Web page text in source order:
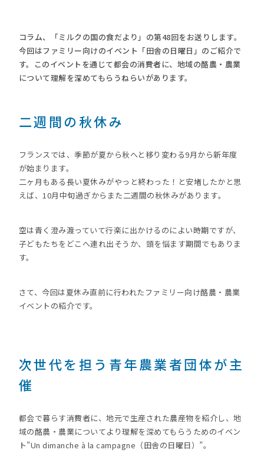
コラム、「ミルクの国の食だより」の第48回をお送りします。
今回はファミリー向けのイベント「田舎の日曜日」のご紹介で
す。このイベントを通じて都会の消費者に、地域の酪農・農業
について理解を深めてもらうねらいがあります。
二週間の秋休み
フランスでは、季節が夏から秋へと移り変わる9月から新年度
が始まります。
二ヶ月もある長い夏休みがやっと終わった！と安堵したかと思
えば、10月中旬過ぎからまた二週間の秋休みがあります。
空は青く澄み渡っていて行楽に出かけるのによい時期ですが、
子どもたちをどこへ連れ出そうか、頭を悩ます期間でもありま
す。
さて、今回は夏休み直前に行われたファミリー向け酪農・農業
イベントの紹介です。
次世代を担う青年農業者団体が主
催
都会で暮らす消費者に、地元で生産された農産物を紹介し、地
域の酪農・農業についてより理解を深めてもらうためのイベン
ト”Un dimanche à la campagne（田舎の日曜日）”。